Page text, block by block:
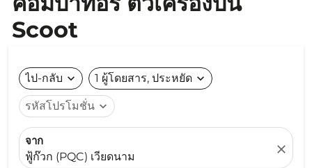
Scoot
ไป-กลับ expand_more 1 ผู้โดยสาร, ประหยัด expand_more
รหัสโปรโมชั่น expand_more
จาก
ฟู้ก๊วก (PQC) เวียดนาม
close